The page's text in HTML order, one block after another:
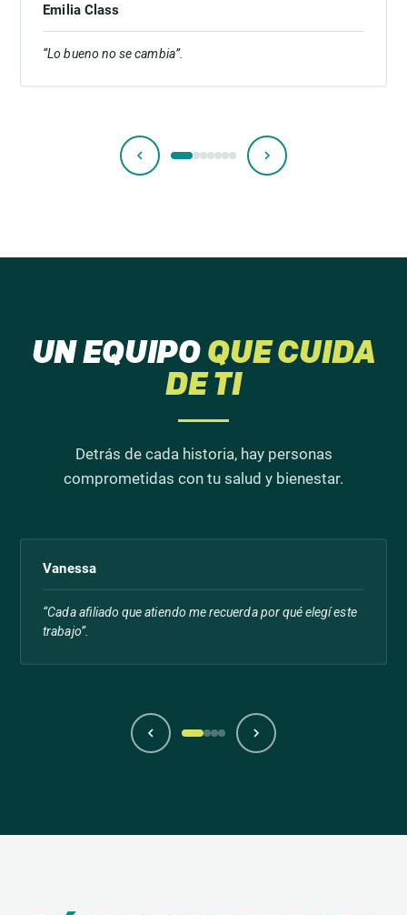
Emilia Class
“Lo bueno no se cambia”.
UN EQUIPO QUE CUIDA
DE TI
Detrás de cada historia, hay personas
comprometidas con tu salud y bienestar.
Vanessa
“Cada afiliado que atiendo me recuerda por qué elegí este
trabajo”.